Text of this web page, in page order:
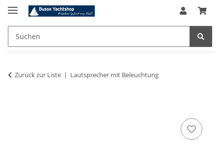
Zurück zur Liste Lautsprecher mit Beleuchtung